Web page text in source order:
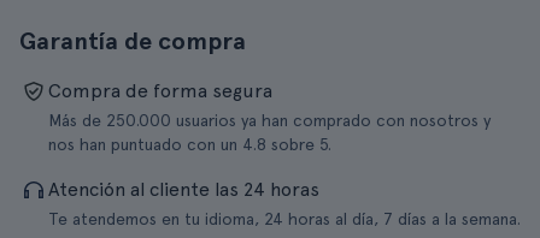
Garantía de compra
Compra de forma segura
Más de 250.000 usuarios ya han comprado con nosotros y
nos han puntuado con un 4.8 sobre 5.
Atención al cliente las 24 horas
Te atendemos en tu idioma, 24 horas al día, 7 días a la semana.